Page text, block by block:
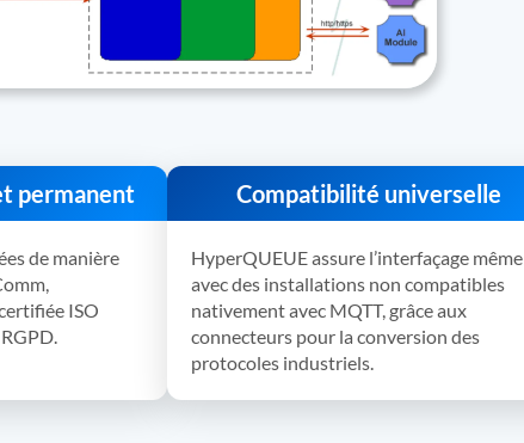
permanent
de manière
ISO
Compatibilité universelle
HyperQUEUE assure l’interfaçage même
avec des installations non compatibles
nativement avec MQTT, grâce aux
connecteurs pour la conversion des
protocoles industriels.